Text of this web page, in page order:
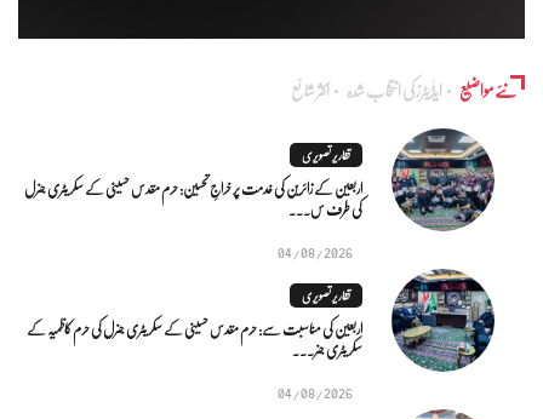
نئے مواضیع ایڈٰیٹرز کی انتخاب شدہ اکثر شائع
تقاریر تصویری
اربعین کے زائرین کی خدمت پر خراجِ تحسین: حرم مقدس حسینی کے سکریٹری جنرل
کی طرف س...
04/08/2026
تقاریر تصویری
اربعین کی مناسبت سے: حرم مقدس حسینی کے سکریٹری جنرل کی حرم کاظمیہ کے
سکریٹری جنر...
04/08/2026